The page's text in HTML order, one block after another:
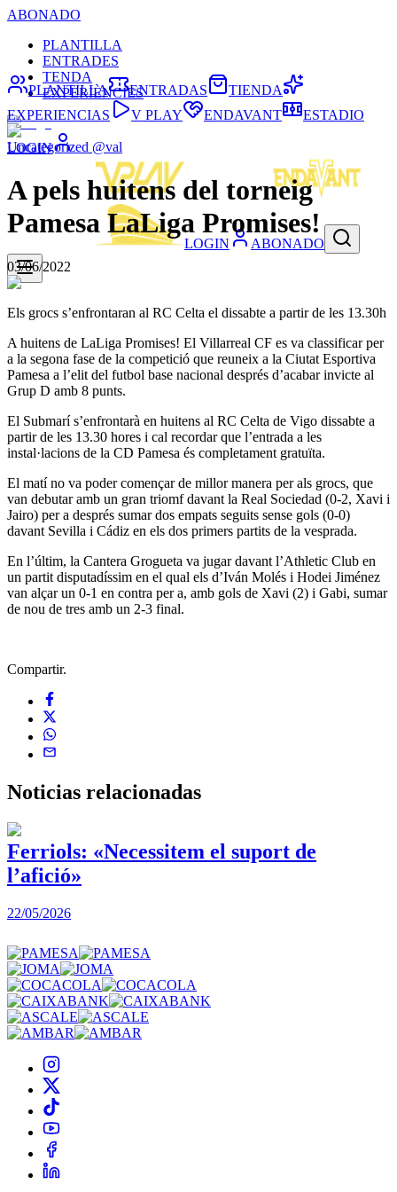
ABONADO
PLANTILLA
ENTRADES
TENDA
EXPERIÈNCIES
LOGIN
LOGIN ABONADO
PLANTILLA ENTRADAS
TIENDA
EXPERIENCIAS
V PLAY ENDAVANT ESTADIO
Uncategorized @val
A pels huitens del torneig
Pamesa LaLiga Promises!
03/06/2022
Els grocs s’enfrontaran al RC Celta el dissabte a partir de les 13.30h
A huitens de LaLiga Promises! El Villarreal CF es va classificar per
a la segona fase de la competició que reuneix a la Ciutat Esportiva
Pamesa a l’elit del futbol base nacional després d’acabar invicte al
Grup D amb 8 punts.
El Submarí s’enfrontarà en huitens al RC Celta de Vigo dissabte a
partir de les 13.30 hores i cal recordar que l’entrada a les
instal·lacions de la CD Pamesa és completament gratuïta.
El matí no va poder començar de millor manera per als grocs, que
van debutar amb un gran triomf davant la Real Sociedad (0-2, Xavi i
Jairo) per a després sumar dos empats seguits sense gols (0-0)
davant Sevilla i Cádiz en els dos primers partits de la vesprada.
En l’últim, la Cantera Grogueta va jugar davant l’Athletic Club en
un partit disputadíssim en el qual els d’Iván Molés i Hodei Jiménez
van alçar un 0-1 en contra per a, amb gols de Xavi (2) i Gabi, sumar
de nou de tres amb un 2-3 final.
Compartir.
Noticias relacionadas
Ferriols: «Necessitem el suport de
l’afició»
22/05/2026